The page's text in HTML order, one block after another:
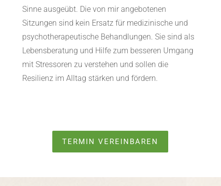
Sinne ausgeübt. Die von mir angebotenen
Sitzungen sind kein Ersatz für medizinische und
psychotherapeutische Behandlungen. Sie sind als
Lebensberatung und Hilfe zum besseren Umgang
mit Stressoren zu verstehen und sollen die
Resilienz im Alltag stärken und fördern.
TERMIN VEREINBAREN